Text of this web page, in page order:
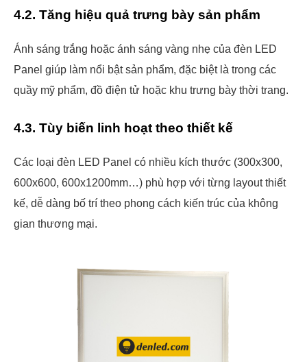
4.2. Tăng hiệu quả trưng bày sản phẩm
Ánh sáng trắng hoặc ánh sáng vàng nhẹ của đèn LED
Panel giúp làm nổi bật sản phẩm, đặc biệt là trong các
quầy mỹ phẩm, đồ điện tử hoặc khu trưng bày thời trang.
4.3. Tùy biến linh hoạt theo thiết kế
Các loại đèn LED Panel có nhiều kích thước (300x300,
600x600, 600x1200mm…) phù hợp với từng layout thiết
kế, dễ dàng bố trí theo phong cách kiến trúc của không
gian thương mại.